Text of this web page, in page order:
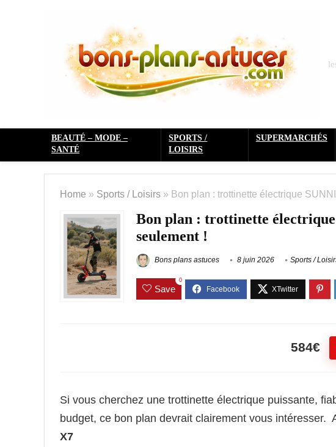
BEAUTÉ – MODE –
SANTÉ
SPORTS /
LOISIRS
SUPERMARCHÉS
Home » Sports / Loisirs » Bon plan : trottinette électrique
Bon plan : trottinette
seulement !
Bons plans astuces 8 juin 2026 Sports /
Save
0
584€
Si vous cherchez une trottinette électrique puissante,
budget, ce bon plan devrait clairement vous intéresser.
X7